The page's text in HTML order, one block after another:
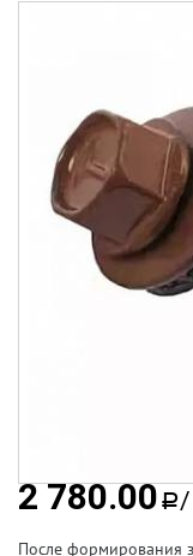
2 780.00a/
После формирования